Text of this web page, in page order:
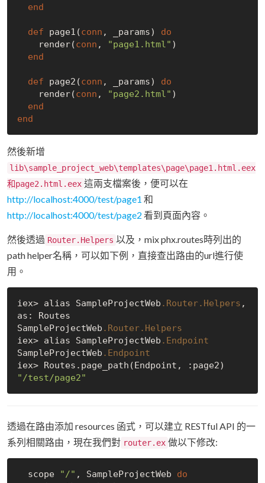
end
def page1(conn , _params) do
    render(
conn , "page1.html" )
end
def page2(conn , _params) do
    render(
conn , "page2.html" )
end
end
然後新增
lib\sample_project_web\templates\page\page1.html.eex
和page2.html.eex 這兩支檔案後，便可以在
http://localhost:4000/test/page1 和
http://localhost:4000/test/page2 看到頁面內容。
然後透過 Router.Helpers 以及，mix phx.routes時列出的
path helper名稱，可以如下例，直接查出路由的url進行使
用。
iex> alias SampleProjectWeb .Router.Helpers ,
as: Routes
SampleProjectWeb .Router.Helpers
iex> alias SampleProjectWeb .Endpoint
SampleProjectWeb .Endpoint
"/test/page2"
透過在路由添加 resources 函式，可以建立 RESTful API 的一
系列相關路由，現在我們對 router.ex 做以下修改:
  scope
"/" , SampleProjectWeb do